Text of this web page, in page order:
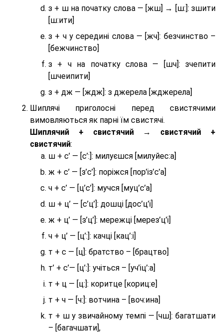
з + ш на початку слова — [жш] → [ш:]: зшити
[ш:ити]
з + ч у середині слова — [жч]: безчинство –
[бежчинство]
з + ч на початку слова — [шч]: зчепити
[шчеипити]
з + дж — [ждж]: з джерела [жджерела]
Шиплячі приголосні перед свистячими
вимовляються як парні їм свистячі.
Шиплячий + свистячий → свистячий +
свистячий:
ш + с’ — [с’:]: милуєшся [милуйес:а]
ж + с’ — [з’с’]: поріжся [пор’із’с’а]
ч + с’ — [ц’с’]: мучся [муц’с’а]
ш + ц’ — [с’ц’]: дошці [дос’ц’і]
ж + ц’ — [з’ц’]: мережці [мерез’ц’і]
ч + ц’ — [ц’:]: качці [кац’:і]
т + с — [ц]: братство – [брaцтво]
т’ + с’— [ц’:]: учіться – [уч’іц’:a]
т + ц — [ц:]: коритце [кориц:е]
т + ч — [ч:]: вотчина – [вoч:ина]
т + ш у звичайному темпі — [чш]: багатшати
– [багачшати],